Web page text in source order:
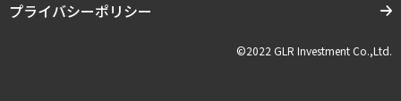
プライバシーポリシー
©2022 GLR Investment Co.,Ltd.